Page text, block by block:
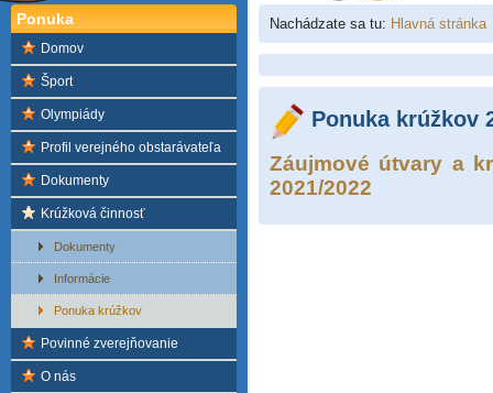
Ponuka
Domov
Šport
Olympiády
Profil verejného obstarávateľa
Dokumenty
Krúžková činnosť
Dokumenty
Informácie
Ponuka krúžkov
Povinné zverejňovanie
O nás
Nachádzate sa tu: Hlavná stránka
Ponuka krúžkov
Záujmové útvary a
2021/2022